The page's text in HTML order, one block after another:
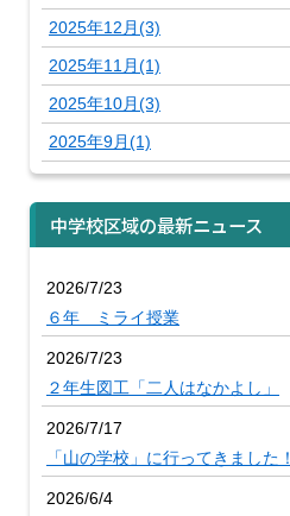
2025年12月(3)
2025年11月(1)
2025年10月(3)
2025年9月(1)
中学校区域の最新ニュース
2026/7/23
６年 ミライ授業
2026/7/23
２年生図工「二人はなかよし」
2026/7/17
「山の学校」に行ってきました！
2026/6/4